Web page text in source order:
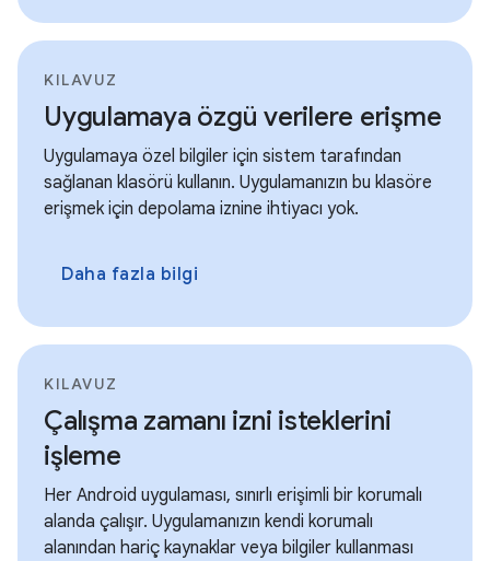
KILAVUZ
Uygulamaya özgü verilere erişme
Uygulamaya özel bilgiler için sistem tarafından
sağlanan klasörü kullanın. Uygulamanızın bu klasöre
erişmek için depolama iznine ihtiyacı yok.
Daha fazla bilgi
KILAVUZ
Çalışma zamanı izni isteklerini
işleme
Her Android uygulaması, sınırlı erişimli bir korumalı
alanda çalışır. Uygulamanızın kendi korumalı
alanından hariç kaynaklar veya bilgiler kullanması